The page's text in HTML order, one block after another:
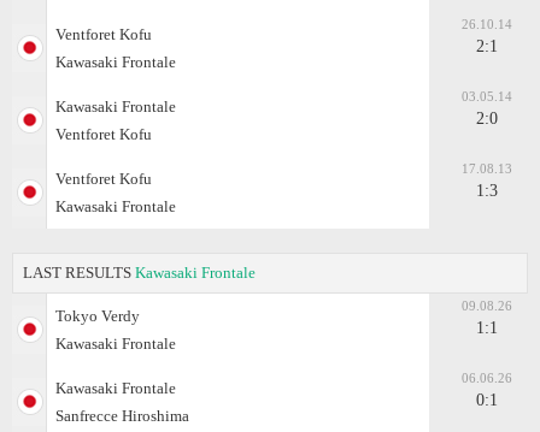
Ventforet Kofu
Kawasaki Frontale
26.10.14
2:1
Kawasaki Frontale
Ventforet Kofu
03.05.14
2:0
Ventforet Kofu
Kawasaki Frontale
17.08.13
1:3
LAST RESULTS Kawasaki Frontale
Tokyo Verdy
Kawasaki Frontale
09.08.26
1:1
Kawasaki Frontale
Sanfrecce Hiroshima
06.06.26
0:1